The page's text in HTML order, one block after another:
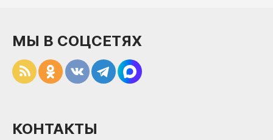
МЫ В СОЦСЕТЯХ
КОНТАКТЫ